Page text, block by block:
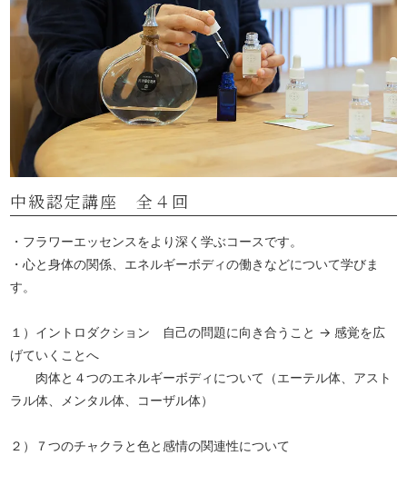
中級認定講座 全４回
・フラワーエッセンスをより深く学ぶコースです。
・心と身体の関係、エネルギーボディの働きなどについて学びま
す。
１）イントロダクション 自己の問題に向き合うこと → 感覚を広
げていくことへ
肉体と４つのエネルギーボディについて（エーテル体、アスト
ラル体、メンタル体、コーザル体）
２）７つのチャクラと色と感情の関連性について